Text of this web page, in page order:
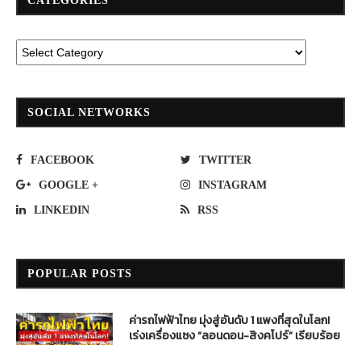
SOCIAL NETWORKS
FACEBOOK TWITTER
GOOGLE + INSTAGRAM
LINKEDIN RSS
POPULAR POSTS
ค่ารถไฟฟ้าไทย มุ่งสู่อันดับ 1 แพงที่สุดในโลก!
เร่งเครื่องแซง “ลอนดอน-สิงคโปร์” เรียบร้อย